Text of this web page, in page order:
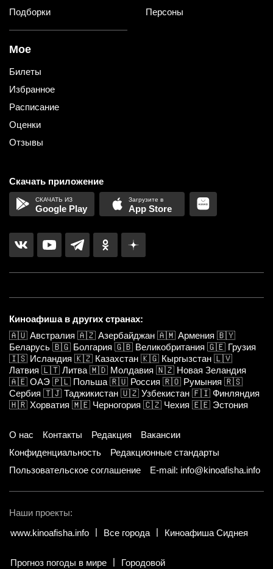
Подборки
Персоны
Мое
Билеты
Избранное
Расписание
Оценки
Отзывы
Скачать приложение
Google Play App Store
Киноафиша в других странах:
🇦🇺 Австралия 🇦🇿 Азербайджан 🇦🇲 Армения 🇧🇾
Беларусь 🇧🇬 Болгария 🇬🇧 Великобритания 🇬🇪 Грузия
🇮🇸 Исландия 🇰🇿 Казахстан 🇰🇬 Кыргызстан 🇱🇻
Латвия 🇱🇹 Литва 🇲🇩 Молдавия 🇳🇿 Новая Зеландия
🇦🇪 ОАЭ 🇵🇱 Польша 🇷🇺 Россия 🇷🇴 Румыния 🇷🇸
Сербия 🇹🇯 Таджикистан 🇺🇿 Узбекистан 🇫🇮 Финляндия
🇭🇷 Хорватия 🇲🇪 Черногория 🇨🇿 Чехия 🇪🇪 Эстония
О нас Контакты Редакция
Вакансии
Конфиденциальность
Редакционные стандарты
Пользовательское соглашение
E-mail: info@kinoafisha.info
Наши проекты:
www.kinoafisha.info
Все города Киноафиша Сиднея
Прогноз погоды в мире Городовой